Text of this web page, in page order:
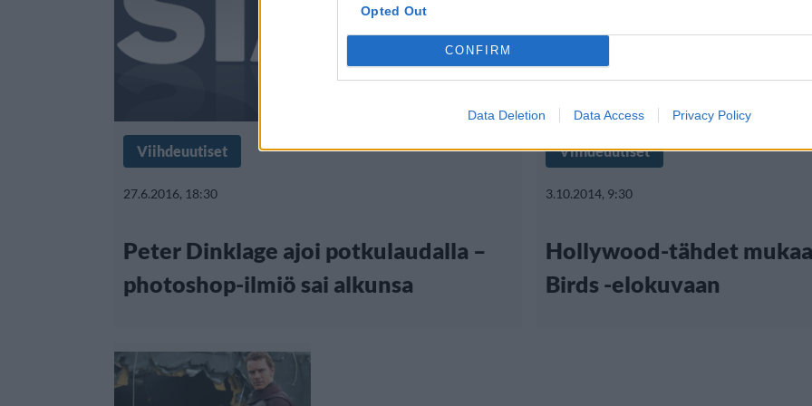
Opted Out
CONFIRM
Data Deletion Data Access Privacy Policy
Viihdeuutiset
27.6.2016, 18:30
Peter Dinklage ajoi potkulaudalla –
photoshop-ilmiö sai alkunsa
Viihdeuutiset
3.10.2014, 9:30
Hollywood-tähdet
Birds -elokuvaan